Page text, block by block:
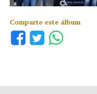
Comparte este álbum